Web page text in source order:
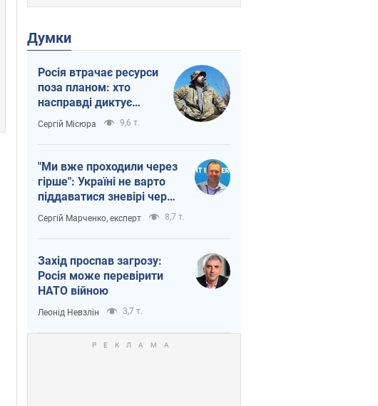
Думки
Росія втрачає ресурси
поза планом: хто
насправді диктує
темп війни
Сергій Місюра 9,6 т.
"Ми вже проходили через
гірше": Україні не варто
піддаватися зневірі через
ракетний терор
Сергій Марченко, експерт 8,7 т.
Захід проспав загрозу:
Росія може перевірити
НАТО війною
Леонід Невзлін 3,7 т.